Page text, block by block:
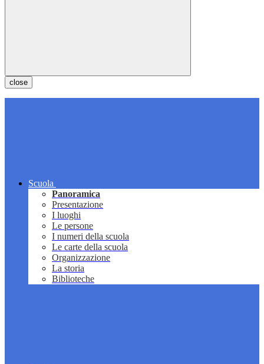
close
Scuola
Panoramica
Presentazione
I luoghi
Le persone
I numeri della scuola
Le carte della scuola
Organizzazione
La storia
Biblioteche